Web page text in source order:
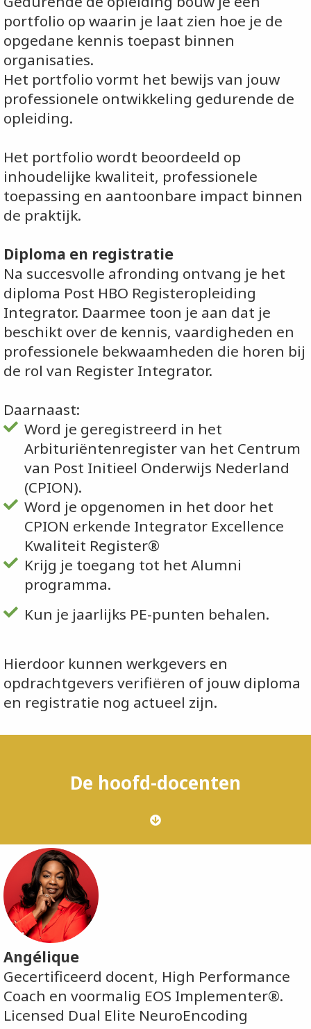
portfolio op waarin je laat zien hoe je de
opgedane kennis toepast binnen
organisaties.
Het portfolio vormt het bewijs van jouw
professionele ontwikkeling gedurende de
opleiding.
Het portfolio wordt beoordeeld op
inhoudelijke kwaliteit, professionele
toepassing en aantoonbare impact binnen
de praktijk.
Diploma en registratie
Na succesvolle afronding ontvang je het
diploma Post HBO Registeropleiding
Integrator. Daarmee toon je aan dat je
beschikt over de kennis, vaardigheden en
professionele bekwaamheden die horen bij
de rol van Register Integrator.
Daarnaast:
Word je geregistreerd in het
Arbituriëntenregister van het Centrum
van Post Initieel Onderwijs Nederland
(CPION).
Word je opgenomen in het door het
CPION erkende Integrator Excellence
Kwaliteit Register®
Krijg je toegang tot het Alumni
programma.
Kun je jaarlijks PE-punten behalen.
Hierdoor kunnen werkgevers en
opdrachtgevers verifiëren of jouw diploma
en registratie nog actueel zijn.
De hoofd-docenten
Angélique
Gecertificeerd docent, High Performance
Coach en voormalig EOS Implementer®.
Licensed Dual Elite NeuroEncoding